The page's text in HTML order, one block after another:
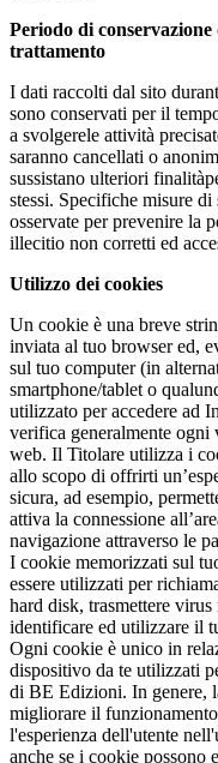
Periodo di
trattamento
I dati raccolti dal sito
sono conservati per il
a svolgerele attività
saranno cancellati o
sussistano ulteriori
stessi. Specifiche misure di
osservate per prevenire la
illecitio non corretti ed
Utilizzo dei cookies
Un cookie è una breve
inviata al tuo browser ed,
sul tuo computer (in
smartphone/tablet o
utilizzato per accedere ad
verifica generalmente
web. Il Titolare utilizza i
allo scopo di offrirti
sicura, ad esempio,
attiva la connessione
navigazione attraverso le
I cookie memorizzati sul
essere utilizzati per
hard disk, trasmettere
identificare ed utilizzare il
Ogni cookie è unico in
dispositivo da te utilizzati
di BE Edizioni. In genere,
migliorare il
l'esperienza dell'utente
anche se i cookie possono